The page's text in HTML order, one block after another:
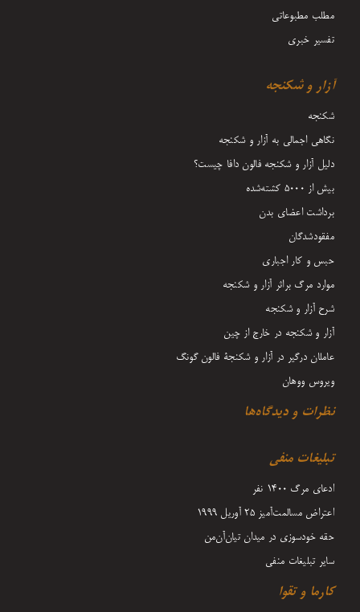
مطلب مطبوعاتی
تفسیر خبری
آزار و شکنجه
شکنجه
نگاهی اجمالی به آزار و شکنجه
دلیل آزار و شکنجه فالون دافا چیست؟
بیش از 5000 کشته‌شده
برداشت اعضای بدن
مفقودشدگان
حبس و کار اجباری
موارد مرگ براثر آزار و شکنجه
شرح آزار و شکنجه
آزار و شکنجه در خارج از چین
عاملان درگیر در آزار و شکنجۀ فالون گونگ
ویروس ووهان
نظرات و دیدگاه‌ها
تبلیغات منفی
ادعای مرگ 1400 نفر
اعتراض مسالمت‌آمیز ۲۵ آوریل ۱۹۹۹
حقه خودسوزی در میدان تیان‌آن‌من
سایر تبلیغات منفی
کارما و تقوا